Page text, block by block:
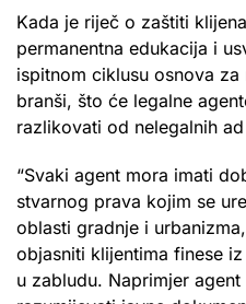
Kada je riječ o zaštiti
permanentna edukacija i
ispitnom ciklusu osnova
branši, što će legalne
razlikovati od nelegalnih
“Svaki agent mora imati
stvarnog prava kojim se
oblasti gradnje i
objasniti klijentima finese
u zabludu. Naprimjer